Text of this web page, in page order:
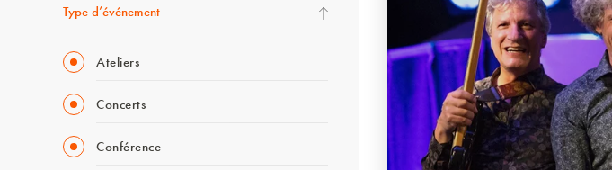
Type d’événement
Ateliers
Concerts
Conférence